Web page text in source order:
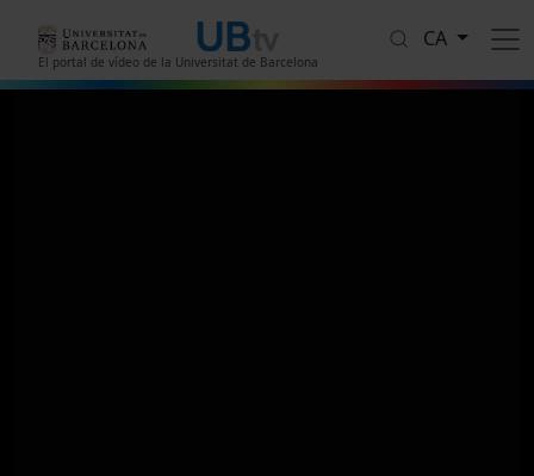
El portal de vídeo de la Universitat de Barcelona
CA